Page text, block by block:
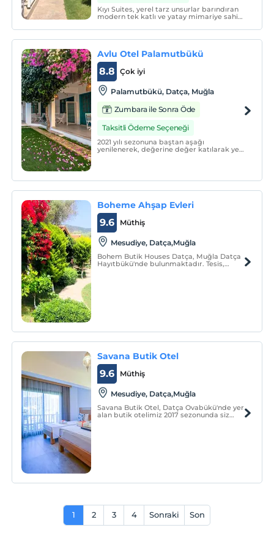
Kıyı Suites, yerel tarz unsurlar barındıran
modern tek katlı ve yatay mimariye sahip
vermektedir. Odalarımız bahçe ve doğa
manzarasına, restoranımız deniz
Avlu Otel Palamutbükü
Çok iyi
8.8
Palamutbükü, Datça, Muğla
Zumbara ile Sonra Öde
Taksitli Ödeme Seçeneği
2021 yılı sezonuna baştan aşağı
yenilenerek, değerine değer katılarak yeni
Boheme Ahşap Evleri
Müthiş
9.6
Mesudiye, Datça,Muğla
Bohem Butik Houses Datça, Muğla Datça
Hayıtbükü'nde bulunmaktadır. Tesis,
Savana Butik Otel
Müthiş
9.6
Mesudiye, Datça,Muğla
Savana Butik Otel, Datça Ovabükü'nde yer
alan butik otelimiz 2017 sezonunda siz
1 2 3 4 Sonraki Son